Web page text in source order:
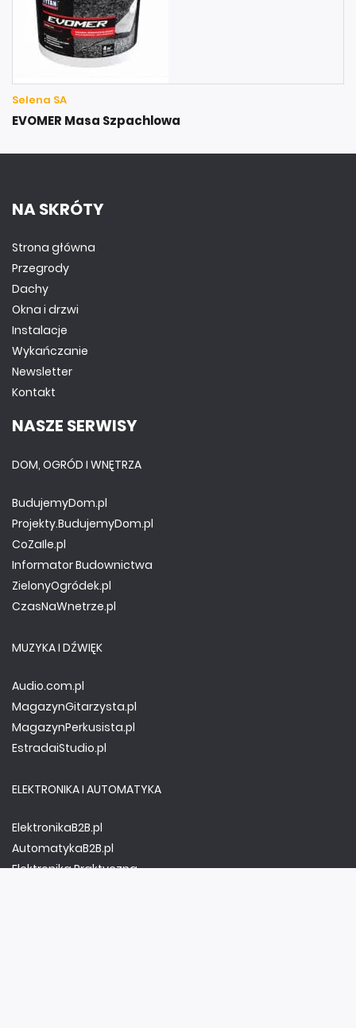
Selena SA
EVOMER Masa Szpachlowa
NA SKRÓTY
Strona główna
Przegrody
Dachy
Okna i drzwi
Instalacje
Wykańczanie
Newsletter
Kontakt
NASZE SERWISY
DOM, OGRÓD I WNĘTRZA
BudujemyDom.pl
Projekty.BudujemyDom.pl
CoZaIle.pl
Informator Budownictwa
ZielonyOgródek.pl
CzasNaWnetrze.pl
MUZYKA I DŹWIĘK
Audio.com.pl
MagazynGitarzysta.pl
MagazynPerkusista.pl
EstradaiStudio.pl
ELEKTRONIKA I AUTOMATYKA
ElektronikaB2B.pl
AutomatykaB2B.pl
Elektronika Praktyczna